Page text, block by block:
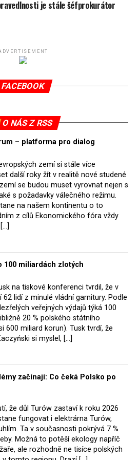
těžby hnědého uhlí pro
stížnostmi českých samospráv
Rosario Silva de Lapureta
proto na žádost
z důvodu uzavření dohody
o odstranění příčin sporu o
tribunálu. Celkem si
evropských fondů odečíst
a 45 milionů eur
České republice – ale jak důl,
Už tehdy zástupci
vládnoucí koalice, jako
platformy (PO) Rafał
by se polská vláda měla
spravedlnosti jistě potěší
ekology, ale i těžaře. Je těžké si
věci rozhodoval sám ministr
souhlas vládnoucí koalice.
Morawieckého vlády,
kromě zabezpečování cca 7 %
mixu – klíčovými podniky, spolu
zaměstnávají cca pět
dolu a elektrárny nepřímo
tisíc pracovních míst v
ale opět zvítězila.
spravedlnosti jistě potěší
je stále šéfprokurátor
FACEBOOK
O NÁS Z RSS
– platforma pro dialog
zemí si stále více
další roky žít v realitě nové studené
se budou muset vyrovnat nejen s
s požadavky válečného režimu.
na našem kontinentu o to
z cílů Ekonomického fóra vždy
100 miliardách zlotých
na tiskové konferenci tvrdil, že v
lidí z minulé vládní garnitury. Podle
veřejných výdajů týká 100
20 % polského státního
600 miliard korun). Tusk tvrdí, že
si myslel, […]
začínají: Co čeká Polsko po
že důl Turów zastaví k roku 2026
fungovat i elektrárna Turów,
Ta v současnosti pokrývá 7 %
Možná to potěší ekology napříč
ale rozhodně ne tisíce polských